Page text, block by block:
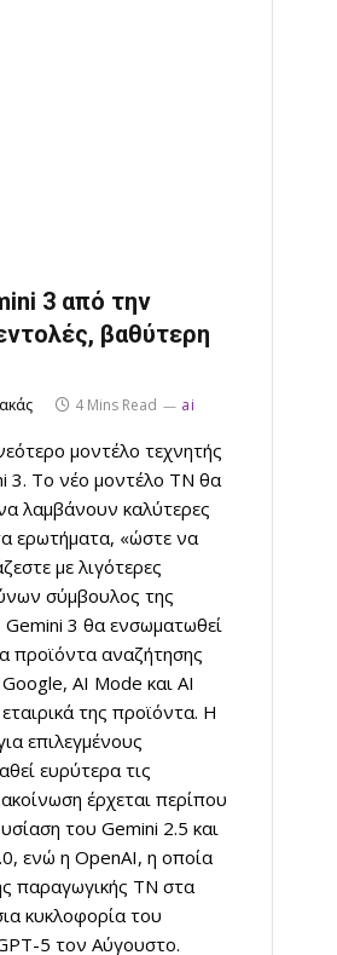
3 από την
βαθύτερη
4 Mins Read ai
μοντέλο τεχνητής
3. Το νέο μοντέλο ΤΝ θα
λαμβάνουν καλύτερες
ερωτήματα, «ώστε να
με λιγότερες
σύμβουλος της
3 θα ενσωματωθεί
προϊόντα αναζήτησης
AI Mode και AI
της προϊόντα. Η
επιλεγμένους
ευρύτερα τις
έρχεται περίπου
του Gemini 2.5 και
ενώ η OpenAI, η οποία
παραγωγικής ΤΝ στα
κυκλοφορία του
5 τον Αύγουστο.